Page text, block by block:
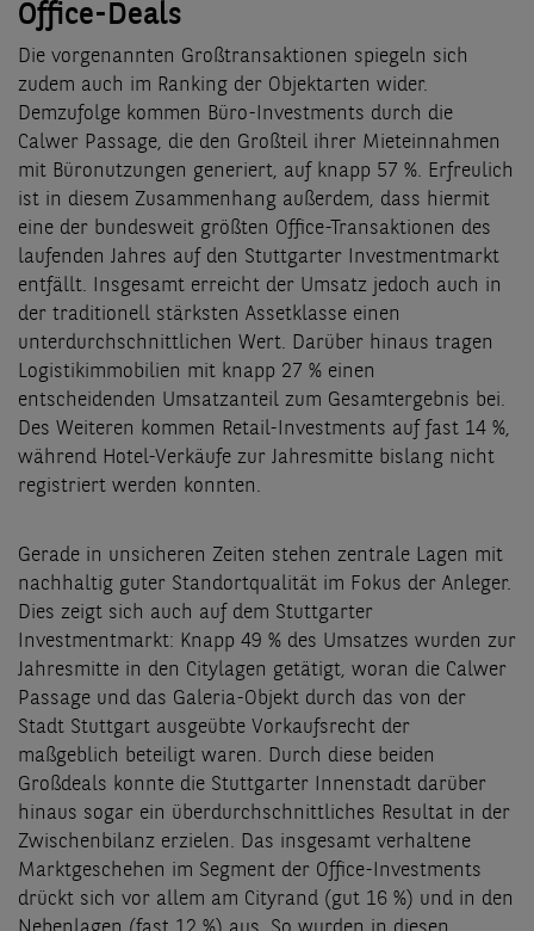
Office-Deals
Die vorgenannten Großtransaktionen spiegeln sich
zudem auch im Ranking der Objektarten wider.
Demzufolge kommen Büro-Investments durch die
Calwer Passage, die den Großteil ihrer Mieteinnahmen
mit Büronutzungen generiert, auf knapp 57 %. Erfreulich
ist in diesem Zusammenhang außerdem, dass hiermit
eine der bundesweit größten Office-Transaktionen des
laufenden Jahres auf den Stuttgarter Investmentmarkt
entfällt. Insgesamt erreicht der Umsatz jedoch auch in
der traditionell stärksten Assetklasse einen
unterdurchschnittlichen Wert. Darüber hinaus tragen
Logistikimmobilien mit knapp 27 % einen
entscheidenden Umsatzanteil zum Gesamtergebnis bei.
Des Weiteren kommen Retail-Investments auf fast 14 %,
während Hotel-Verkäufe zur Jahresmitte bislang nicht
registriert werden konnten.
Gerade in unsicheren Zeiten stehen zentrale Lagen mit
nachhaltig guter Standortqualität im Fokus der Anleger.
Dies zeigt sich auch auf dem Stuttgarter
Investmentmarkt: Knapp 49 % des Umsatzes wurden zur
Jahresmitte in den Citylagen getätigt, woran die Calwer
Passage und das Galeria-Objekt durch das von der
Stadt Stuttgart ausgeübte Vorkaufsrecht der
maßgeblich beteiligt waren. Durch diese beiden
Großdeals konnte die Stuttgarter Innenstadt darüber
hinaus sogar ein überdurchschnittliches Resultat in der
Zwischenbilanz erzielen. Das insgesamt verhaltene
Marktgeschehen im Segment der Office-Investments
drückt sich vor allem am Cityrand (gut 16 %) und in den